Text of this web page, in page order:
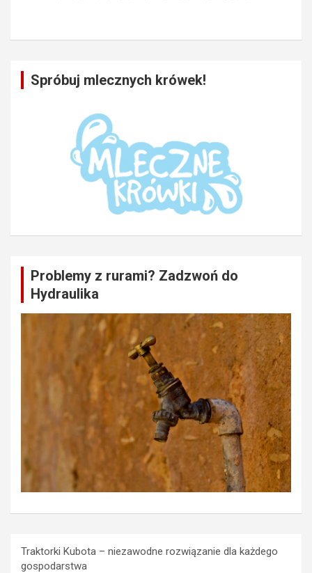
Spróbuj mlecznych krówek!
Problemy z rurami? Zadzwoń do
Hydraulika
Traktorki Kubota – niezawodne rozwiązanie dla każdego
gospodarstwa